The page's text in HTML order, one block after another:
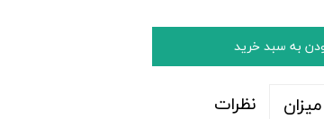
به سبد خرید
نظرات